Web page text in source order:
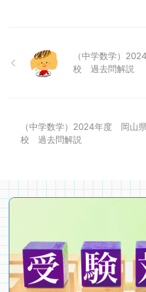
（中学数学）
校 過去問解説
（中学数学）2024年度 岡山
校 過去問解説